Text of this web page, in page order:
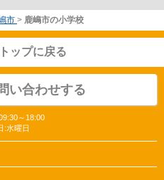
市 > 鹿嶋市の小学校
ップに戻る
い合わせする
～18:00
:水曜日